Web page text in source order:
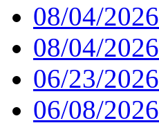
08/04/
08/04/
06/23/
06/08/